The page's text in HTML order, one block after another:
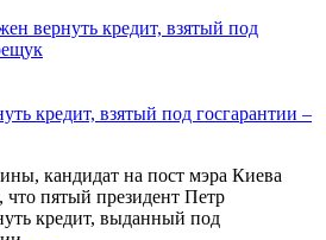
кредит, взятый под госгарантии –
кандидат на пост мэра Киева
пятый президент Петр
кредит, выданный под